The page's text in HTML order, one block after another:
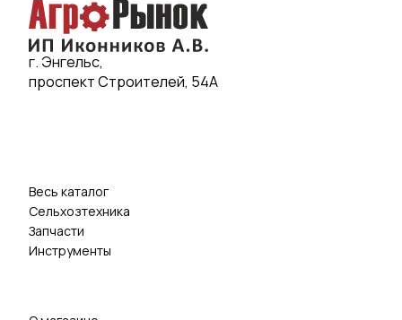
г. Энгельс,
проспект Строителей, 54А
Весь каталог
Сельхозтехника
Запчасти
Инструменты